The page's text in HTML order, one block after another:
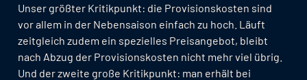
Unser größter Kritikpunkt: die Provisionskosten sind
vor allem in der Nebensaison einfach zu hoch. Läuft
zeitgleich zudem ein spezielles Preisangebot, bleibt
nach Abzug der Provisionskosten nicht mehr viel übrig.
Und der zweite große Kritikpunkt: man erhält bei